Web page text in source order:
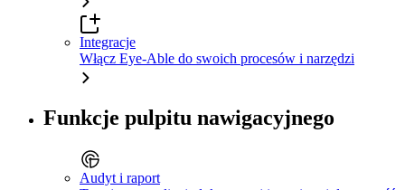
Integracje
Włącz Eye-Able do swoich procesów i narzędzi
Funkcje pulpitu nawigacyjnego
Audyt i raport